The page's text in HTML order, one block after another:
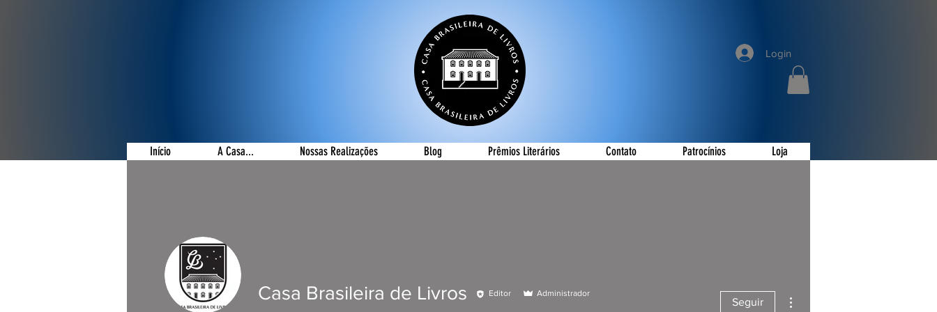
Início A Casa... Nossas Realizações Blog Prêmios Literários Contato Patrocínios Loja
Login
Casa Brasileira de Livros Editor Administrador
Seguir